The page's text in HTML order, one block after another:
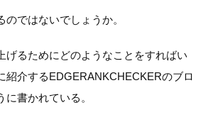
のではないでしょうか。
げるためにどのようなことをすればい
紹介するEDGERANKCHECKERのブロ
書かれている。